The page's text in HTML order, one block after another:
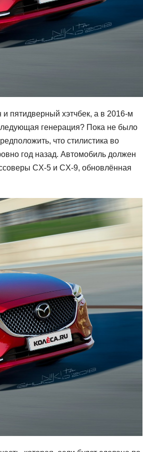
пятидверный хэтчбек, а в 2016-м
генерация? Пока не было
что стилистика во
год назад. Автомобиль должен
CX-5 и CX-9, обновлённая